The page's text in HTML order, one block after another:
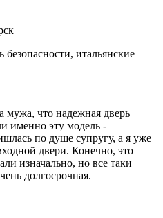
итальянские
мужа, что надежная дверь
именно эту модель -
по душе супругу, а я уже
двери. Конечно, это
изначально, но все таки
долгосрочная.